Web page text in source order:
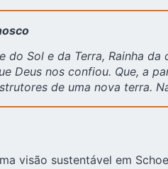
do Sol e da Terra, Rainha
Deus nos confiou. Que, a
de uma nova terra.
visão sustentável em